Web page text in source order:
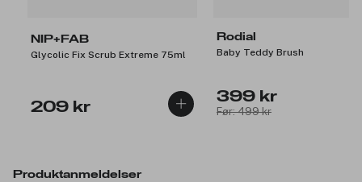
NIP+FAB
Glycolic Fix Scrub Extreme 75ml
209 kr
Rodial
Baby Teddy Brush
399 kr
Før: 499 kr
Produktanmeldelser